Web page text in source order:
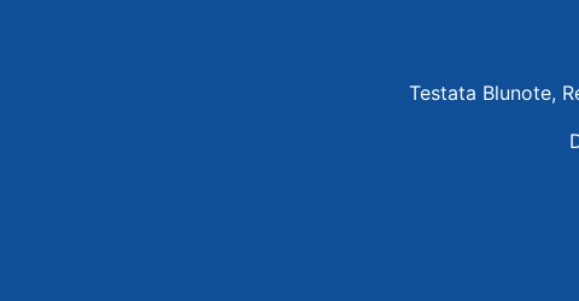
Testata Blunote,